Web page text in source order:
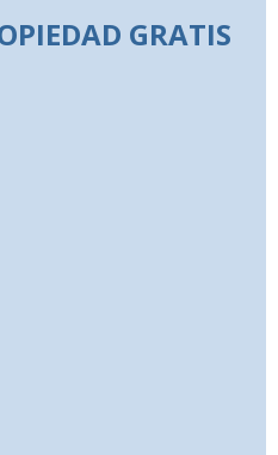
GRATIS